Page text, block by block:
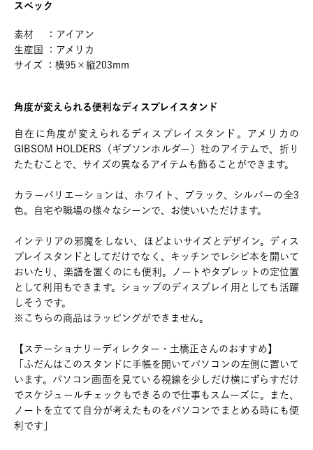
スペック
素材 ：アイアン
生産国 ：アメリカ
サイズ ：横95×縦203mm
角度が変えられる便利なディスプレイスタンド
自在に角度が変えられるディスプレイスタンド。アメリカの
GIBSOM HOLDERS（ギブソンホルダー）社のアイテムで、折り
たたむことで、サイズの異なるアイテムも飾ることができます。
カラーバリエーションは、ホワイト、ブラック、シルバーの全3
色。自宅や職場の様々なシーンで、お使いいただけます。
インテリアの邪魔をしない、ほどよいサイズとデザイン。ディス
プレイスタンドとしてだけでなく、キッチンでレシピ本を開いて
おいたり、楽譜を置くのにも便利。ノートやタブレットの定位置
として利用もできます。ショップのディスプレイ用としても活躍
しそうです。
※こちらの商品はラッピングができません。
【ステーショナリーディレクター・土橋正さんのおすすめ】
「ふだんはこのスタンドに手帳を開いてパソコンの左側に置いて
います。パソコン画面を見ている視線を少しだけ横にずらすだけ
でスケジュールチェックもできるので仕事もスムーズに。また、
ノートを立てて自分が考えたものをパソコンでまとめる時にも便
利です」